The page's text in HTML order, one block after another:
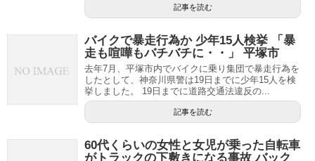
記事を読む
バイクで暴走行為か 少年15人検挙 「暴
走も喧嘩もバチバチに・・」 平塚市
去年7月、平塚市内でバイクに乗り集団で暴走行為を
したとして、神奈川県警は19日までに少年15人を検
挙しました。 19日までに道路交通法違反の...
記事を読む
60代くらいの女性と女児が乗った自転車
がトラックの下敷きになる事故 バック